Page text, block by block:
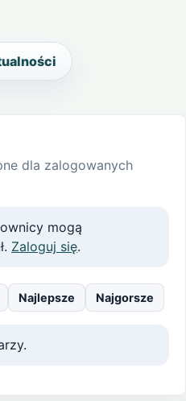
dla zalogowanych
mogą
Zaloguj się.
Najlepsze Najgorsze